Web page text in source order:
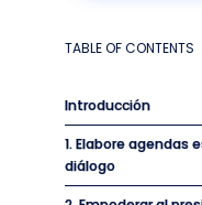
TABLE OF CONTENTS
Introducción
1. Elabore agendas
diálogo